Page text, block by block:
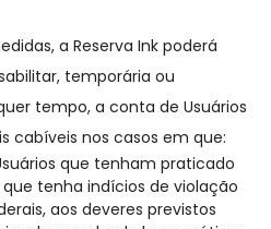
a Reserva Ink poderá
temporária ou
tempo, a conta de Usuários
cabíveis nos casos em que:
que tenham praticado
tenha indícios de violação
aos deveres previstos